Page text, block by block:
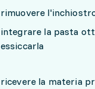
rimuovere
integrare la pasta
essiccarla
ricevere la materia